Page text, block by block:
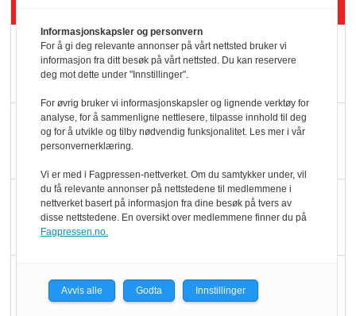
Rema-flaggskip
dundrer videre
Slik opprettholdes
ølsalget
Færre varer, men fulle
hyller
KI lager mat i butikken
Informasjonskapsler og personvern
For å gi deg relevante annonser på vårt nettsted bruker vi
informasjon fra ditt besøk på vårt nettsted. Du kan reservere
deg mot dette under "Innstillinger".
For øvrig bruker vi informasjonskapsler og lignende verktøy for
analyse, for å sammenligne nettlesere, tilpasse innhold til deg
og for å utvikle og tilby nødvendig funksjonalitet. Les mer i vår
personvernerklæring.
Vi er med i Fagpressen-nettverket. Om du samtykker under, vil
du få relevante annonser på nettstedene til medlemmene i
nettverket basert på informasjon fra dine besøk på tvers av
disse nettstedene. En oversikt over medlemmene finner du på
Fagpressen.no.
Avvis alle Godta Innstillinger